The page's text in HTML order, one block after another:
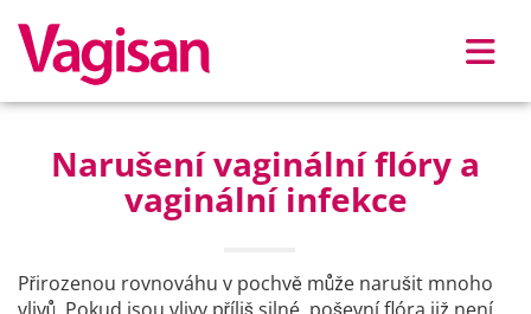
Narušení vaginální flóry a
vaginální infekce
Přirozenou rovnováhu v pochvě může narušit mnoho